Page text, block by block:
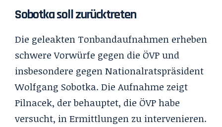
Sobotka soll zurücktreten
Die geleakten Tonbandaufnahmen erheben
schwere Vorwürfe gegen die ÖVP und
insbesondere gegen Nationalratspräsident
Wolfgang Sobotka. Die Aufnahme zeigt
Pilnacek, der behauptet, die ÖVP habe
versucht, in Ermittlungen zu intervenieren.